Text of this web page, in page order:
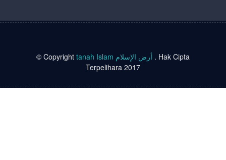
© Copyright
. Hak Cipta
Terpelihara 2017